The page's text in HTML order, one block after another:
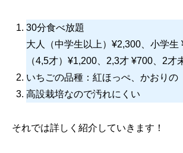
30分食べ放題
大人（中学生以上）¥2,300、小学生
（4,5才）¥1,200、2,3才 ¥700、2才
いちごの品種：紅ほっぺ、かおりの
高設栽培なので汚れにくい
それでは詳しく紹介していきます！